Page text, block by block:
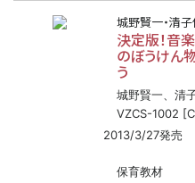
城野賢一・清
決定版！音
のぼうけん
う
城野賢一、清
VZCS-1002
2013/3/27発売
保育教材